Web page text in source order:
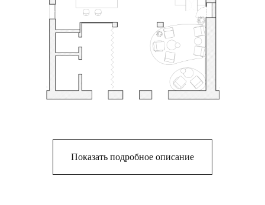
Задача состояла в том, чтобы создать не
просто строгий и «сухой» интерьер, а
Подробное описание проекта
Показать подробное описание